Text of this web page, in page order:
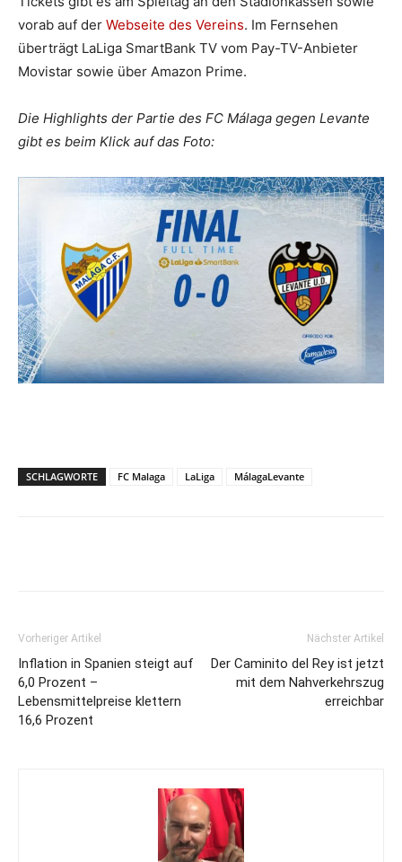
vorab auf der Webseite des Vereins. Im Fernsehen
überträgt LaLiga SmartBank TV vom Pay-TV-Anbieter
Movistar sowie über Amazon Prime.
Die Highlights der Partie des FC Málaga gegen Levante
gibt es beim Klick auf das Foto:
SCHLAGWORTE FC Malaga LaLiga MálagaLevante
Vorheriger Artikel
Inflation in Spanien steigt auf
6,0 Prozent –
Lebensmittelpreise klettern
16,6 Prozent
Nächster Artikel
Der Caminito del Rey ist jetzt
mit dem Nahverkehrszug
erreichbar